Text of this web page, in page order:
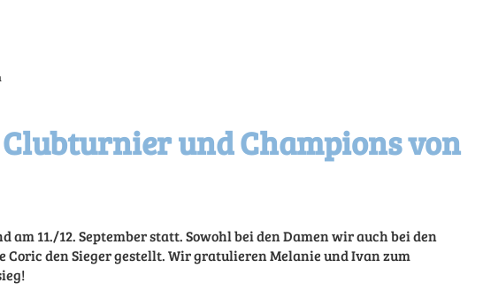
und Champions von
am 11./12. September statt. Sowohl bei den Damen wir auch bei den
Coric den Sieger gestellt. Wir gratulieren Melanie und Ivan zum